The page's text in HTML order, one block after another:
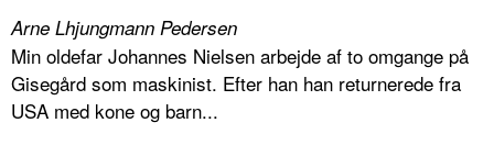
Arne Lhjungmann Pedersen
Min oldefar Johannes Nielsen arbejde af to omgange på
Gisegård som maskinist. Efter han han returnerede fra
USA med kone og barn...